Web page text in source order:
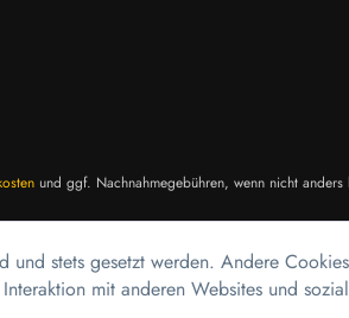
und ggf. Nachnahmegebühren, wenn nicht anders
stets gesetzt werden. Andere
mit anderen Websites und